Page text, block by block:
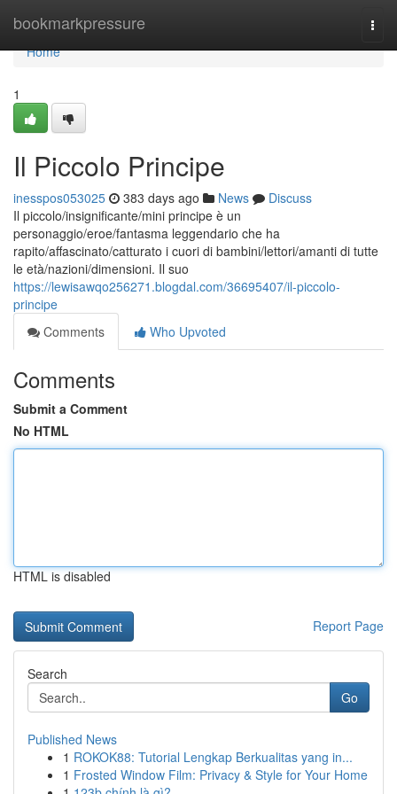
bookmarkpressure
Home
Home
1
Il Piccolo Principe
inesspos053025 383 days ago News
Discuss
Il piccolo/insignificante/mini principe è un
personaggio/eroe/fantasma leggendario che ha
rapito/affascinato/catturato i cuori di bambini/lettori/amanti di tutte
le età/nazioni/dimensioni. Il suo
https://lewisawqo256271.blogdal.com/36695407/il-piccolo-
principe
Comments
Who Upvoted
Comments
Submit a Comment
No HTML
HTML is disabled
Report Page
Search
Go
Published News
1 ROKOK88: Tutorial Lengkap Berkualitas yang in...
1 Frosted Window Film: Privacy & Style for Your Home